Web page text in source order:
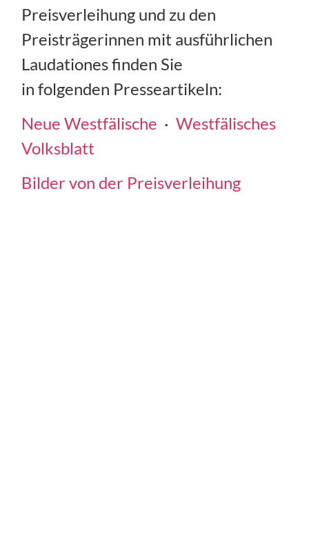
Preisverleihung und zu den
Preisträgerinnen mit ausführlichen
Laudationes finden Sie
in folgenden Presseartikeln:
Neue Westfälische ·Westfälisches
Volksblatt
Bilder von der Preisverleihung